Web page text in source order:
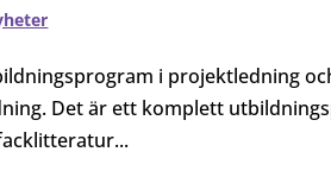
i projektledning
Det är ett komplett